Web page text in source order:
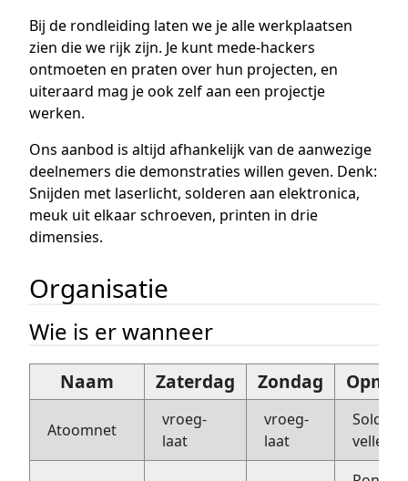
Bij de rondleiding laten we je alle werkplaatsen
zien die we rijk zijn. Je kunt mede-hackers
ontmoeten en praten over hun projecten, en
uiteraard mag je ook zelf aan een projectje
werken.
Ons aanbod is altijd afhankelijk van de aanwezige
deelnemers die demonstraties willen geven. Denk:
Snijden met laserlicht, solderen aan elektronica,
meuk uit elkaar schroeven, printen in drie
dimensies.
Organisatie
Wie is er wanneer
Naam Zaterdag Zondag
Atoomnet
vroeg-
laat
vroeg-
laat